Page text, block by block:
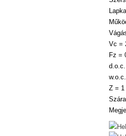
Vc =
Fz =
Z = 1